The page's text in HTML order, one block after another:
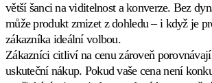
Kaufland
Získejte
Buy
Box
na
jednom
větší šanci na viditelnost a konverze. Bez
může produkt zmizet z dohledu – i když je
zákazníka ideální volbou.
Zákazníci citliví na cenu zároveň
uskuteční nákup. Pokud vaše cena není